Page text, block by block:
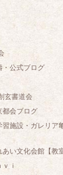
・公式ブログ
玄書道会
都会ブログ
習施設・ガレリア
い文化会館【教
ｉ